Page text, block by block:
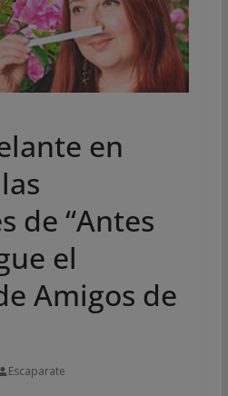
en
de “Antes
el
Amigos de
Escaparate